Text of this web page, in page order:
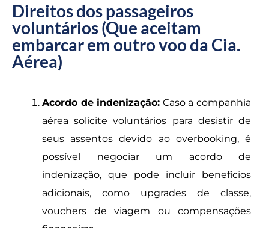
Direitos dos passageiros
voluntários (Que aceitam
embarcar em outro voo da Cia.
Aérea)
Acordo de indenização: Caso a companhia
aérea solicite voluntários para desistir de
seus assentos devido ao overbooking, é
possível negociar um acordo de
indenização, que pode incluir benefícios
adicionais, como upgrades de classe,
vouchers de viagem ou compensações